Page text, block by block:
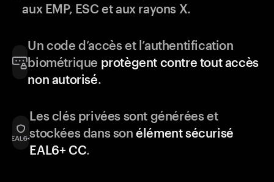
aux EMP, ESC et aux rayons X.
Un code d’accès et l’authentification
biométrique protègent contre tout accès
non autorisé.
Les clés privées sont générées et
stockées dans sonélément sécurisé
EAL6+ CC.